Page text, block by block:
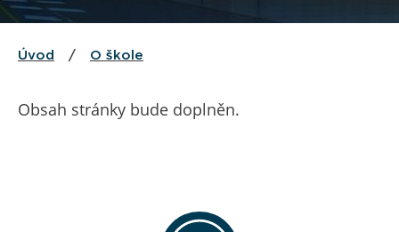
Úvod / O škole
Obsah stránky bude doplněn.